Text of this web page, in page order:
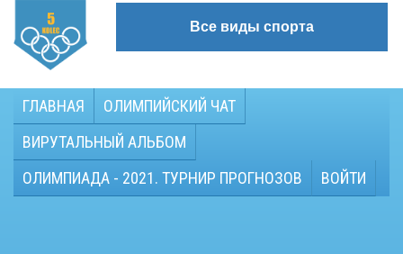
Все виды спорта
ГЛАВНАЯ
ОЛИМПИЙСКИЙ ЧАТ
ВИРУТАЛЬНЫЙ АЛЬБОМ
ОЛИМПИАДА - 2021. ТУРНИР ПРОГНОЗОВ
ВОЙТИ